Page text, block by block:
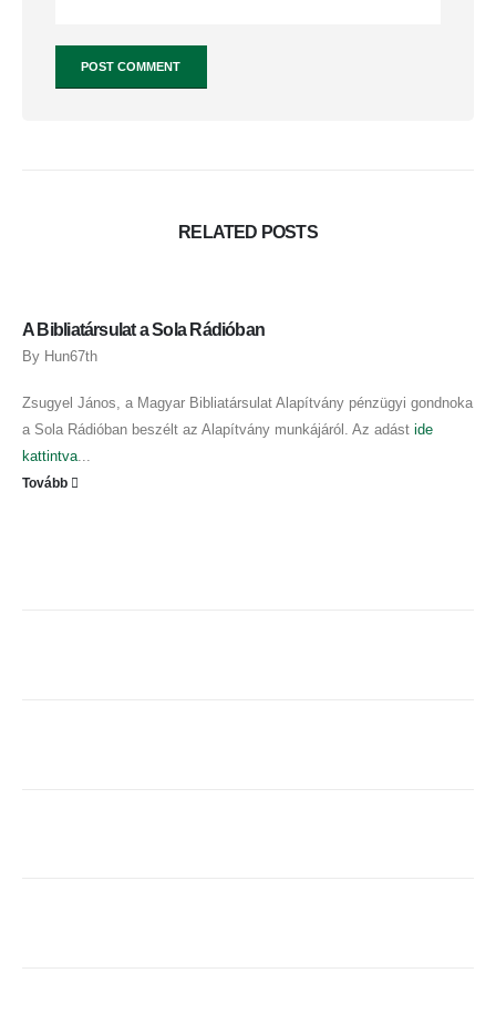
RELATED POSTS
A Bibliatársulat a Sola Rádióban
By Hun67th
Zsugyel János, a Magyar Bibliatársulat Alapítvány pénzügyi gondnoka
a Sola Rádióban beszélt az Alapítvány munkájáról. Az adást ide
kattintva...
Tovább